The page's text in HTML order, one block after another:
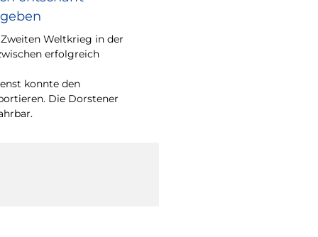
Weltkrieg in der
erfolgreich
konnte den
Die Dorstener